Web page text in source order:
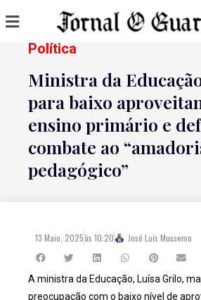
Política
Ministra da
para baixo
ensino primário e
combate ao
pedagógico”
13 Maio, 2025às 10:20 José Luís Mussemo
A ministra da Educação, Luísa Grilo,
preocupação com o baixo nível de